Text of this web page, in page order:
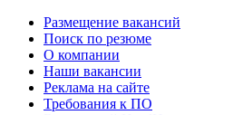
Размещение вакансий
Поиск по резюме
О компании
Наши вакансии
Реклама на сайте
Требования к ПО